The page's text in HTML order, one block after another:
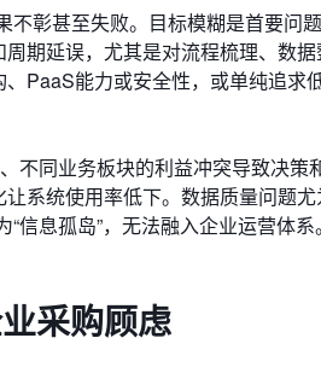
彰甚至失败。目标模糊是首要问
期延误，尤其是对流程梳理、数
PaaS能力或安全性，或单纯追求
不同业务板块的利益冲突导致决策
系统使用率低下。数据质量问题
信息孤岛”，无法融入企业运营体
采购顾虑